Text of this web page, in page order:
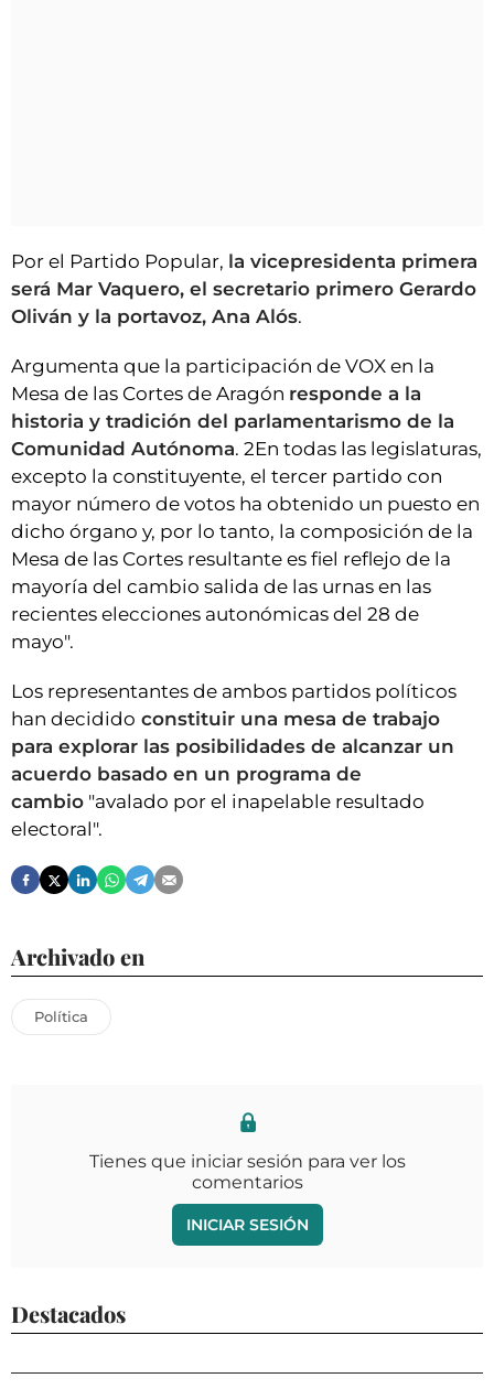
Por el Partido Popular, la vicepresidenta primera
será Mar Vaquero, el secretario primero Gerardo
Oliván y la portavoz, Ana Alós.
Argumenta que la participación de VOX en la
Mesa de las Cortes de Aragón responde a la
historia y tradición del parlamentarismo de la
Comunidad Autónoma. 2En todas las legislaturas,
excepto la constituyente, el tercer partido con
mayor número de votos ha obtenido un puesto en
dicho órgano y, por lo tanto, la composición de la
Mesa de las Cortes resultante es fiel reflejo de la
mayoría del cambio salida de las urnas en las
recientes elecciones autonómicas del 28 de
mayo".
Los representantes de ambos partidos políticos
han decidido constituir una mesa de trabajo
para explorar las posibilidades de alcanzar un
acuerdo basado en un programa de
cambio "avalado por el inapelable resultado
electoral".
Archivado en
Política
Tienes que iniciar sesión para ver los
comentarios
INICIAR SESIÓN
Destacados